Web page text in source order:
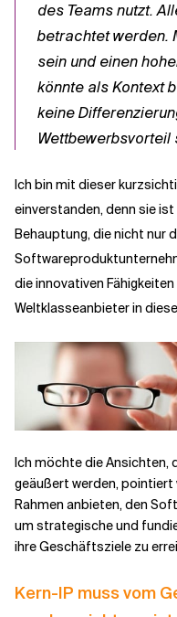
des Teams nutzt.
betrachtet werden.
sein und einen
könnte als Kontext
keine
Wettbewerbsvorteil
Ich bin mit dieser
einverstanden, denn sie
Behauptung, die nicht nur
die innovativen
Weltklasseanbieter in
Ich möchte die Ansichten,
geäußert werden, pointiert
Rahmen anbieten, den
um strategische und
ihre Geschäftsziele zu
Kern-IP muss vom